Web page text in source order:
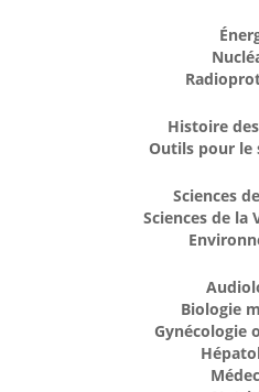
Histoire
Outils pour le
Sciences
Sciences de la
Biologie
Gynécologie